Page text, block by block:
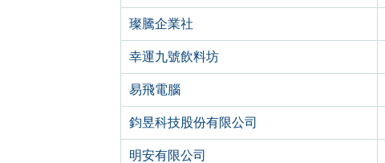
璨騰企業社
幸運九號飲料坊
易飛電腦
鈞昱科技股份有限公司
明安有限公司